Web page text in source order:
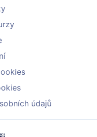
údajů